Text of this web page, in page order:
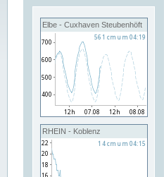
Elbe - Cuxhaven Steubenhöft
RHEIN - Koblenz